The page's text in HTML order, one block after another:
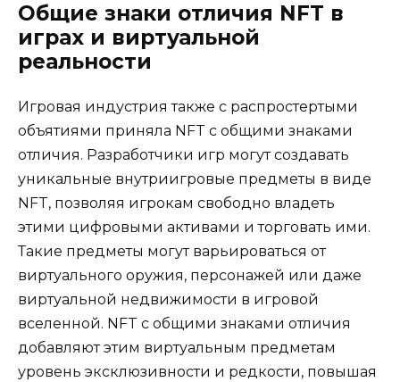
Общие знаки отличия NFT в
играх и виртуальной
реальности
Игровая индустрия также с распростертыми
объятиями приняла NFT с общими знаками
отличия. Разработчики игр могут создавать
уникальные внутриигровые предметы в виде
NFT, позволяя игрокам свободно владеть
этими цифровыми активами и торговать ими.
Такие предметы могут варьироваться от
виртуального оружия, персонажей или даже
виртуальной недвижимости в игровой
вселенной. NFT с общими знаками отличия
добавляют этим виртуальным предметам
уровень эксклюзивности и редкости, повышая